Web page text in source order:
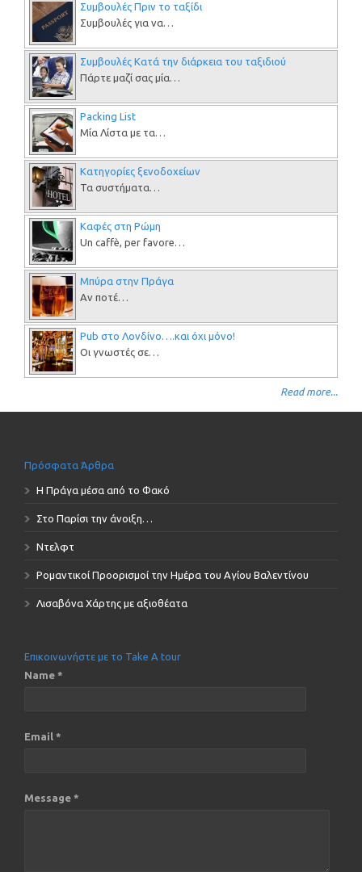
Συμβουλές Πριν το ταξίδι
Συμβουλές για να…
Συμβουλές Κατά την διάρκεια του ταξιδιού
Πάρτε μαζί σας μία…
Packing List
Μία Λίστα με τα…
Κατηγορίες ξενοδοχείων
Τα συστήματα…
Καφές στη Ρώμη
Un caffè, per favore…
Μπύρα στην Πράγα
Αν ποτέ…
Pub στο Λονδίνο….και όχι μόνο!
Οι γνωστές σε…
Read more...
Πρόσφατα Άρθρα
Η Πράγα μέσα από το Φακό
Στο Παρίσι την άνοιξη…
Ντελφτ
Ρομαντικοί Προορισμοί την Ημέρα του Αγίου Βαλεντίνου
Λισαβόνα Χάρτης με αξιοθέατα
Επικοινωνήστε με το Take A tour
Name *
Email *
Message *